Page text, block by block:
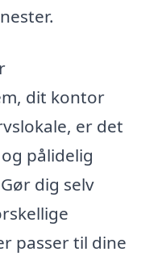
dit kontor
er det
pålidelig
dig selv
passer til dine